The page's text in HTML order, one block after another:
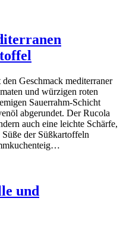
Geschmack mediterraner
und würzigen roten
Sauerrahm-Schicht
abgerundet. Der Rucola
auch eine leichte Schärfe,
der Süßkartoffeln
und